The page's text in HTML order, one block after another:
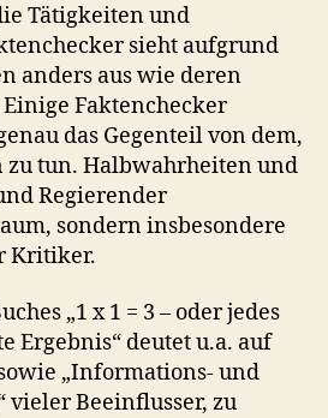
Tätigkeiten und
sieht aufgrund
anders aus wie deren
Faktenchecker
das Gegenteil von dem,
zu tun. Halbwahrheiten und
Regierender
sondern insbesondere
Kritiker.
„1 x 1 = 3 – oder jedes
Ergebnis“ deutet u.a. auf
„Informations- und
vieler Beeinflusser, zu